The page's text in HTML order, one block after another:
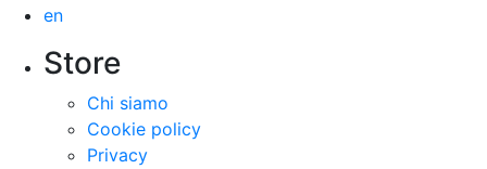
en
Store
Chi siamo
Cookie policy
Privacy